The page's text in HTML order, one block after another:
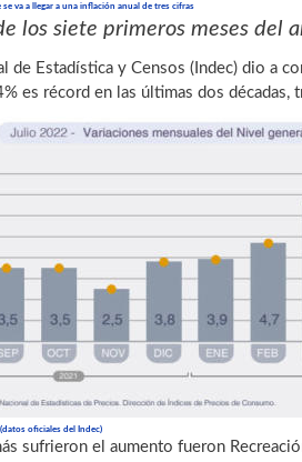
va a llegar a una inflación anual de tres cifras
los siete primeros meses del
de Estadística y Censos (Indec) dio a
es récord en las últimas dos
oficiales del Indec)
sufrieron el aumento fueron